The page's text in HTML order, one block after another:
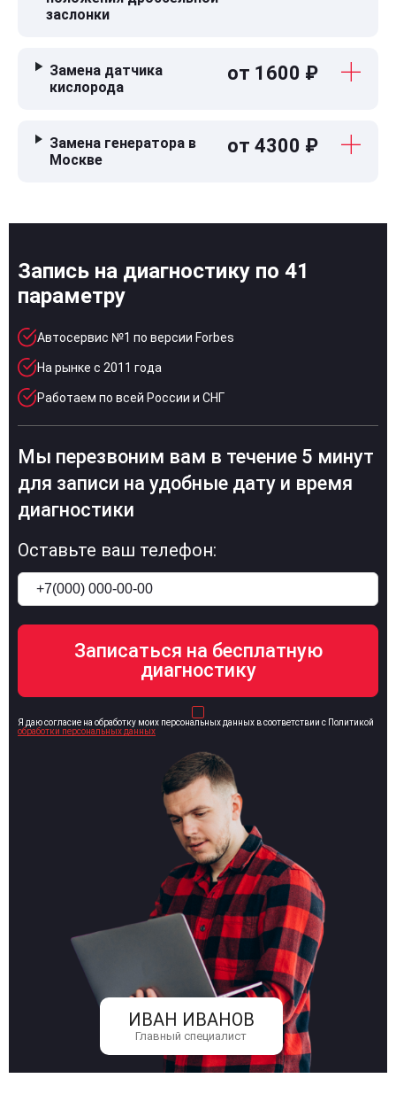
заслонки
Замена датчика
кислорода
от 1600 ₽
Замена генератора в
Москве
от 4300 ₽
Запись на диагностику по 41
параметру
Автосервис №1 по версии Forbes
На рынке с 2011 года
Работаем по всей России и СНГ
ИВАН ИВАНОВ
Главный специалист
Мы перезвоним вам в течение 5 минут
для записи на удобные дату и время
диагностики
Оставьте ваш телефон:
Я даю согласие на обработку моих персональных данных в соответствии с Политикой
обработки персональных данных